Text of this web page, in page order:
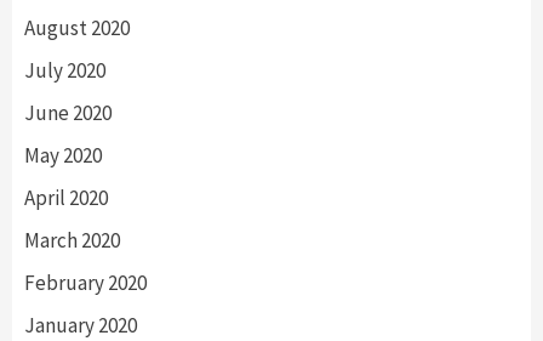
August 2020
July 2020
June 2020
May 2020
April 2020
March 2020
February 2020
January 2020